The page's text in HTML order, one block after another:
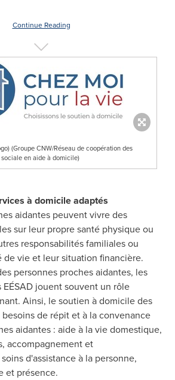
Continue Reading
(Groupe CNW/Réseau de coopération des
en aide à domicile)
à domicile adaptés
aidantes peuvent vivre des
sur leur propre santé physique ou
responsabilités familiales ou
de vie et leur situation financière.
personnes proches aidantes, les
jouent souvent un rôle
Ainsi, le soutien à domicile des
besoins de répit et à la convenance
aidantes : aide à la vie domestique,
accompagnement et
d'assistance à la personne,
et présence.